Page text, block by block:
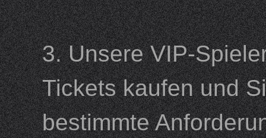
3. Unsere VIP-
Tickets kaufen und
bestimmte